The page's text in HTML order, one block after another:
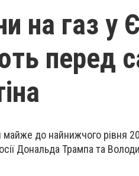
на газ у
перед
майже до найнижчого рівня
Дональда Трампа та